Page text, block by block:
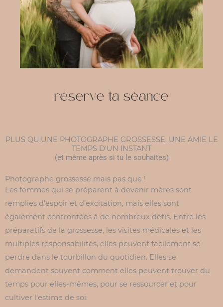
réserve ta séance
PLUS QU'UNE PHOTOGRAPHE GROSSESSE, UNE AMIE LE
TEMPS D'UN INSTANT
(et même après si tu le souhaites)
Photographe grossesse mais pas que !
Les femmes qui se préparent à devenir mères sont
remplies d’espoir et d’excitation, mais elles sont
également confrontées à de nombreux défis. Entre les
préparatifs de la grossesse, les visites médicales et les
multiples responsabilités, elles peuvent facilement se
perdre dans le tourbillon du quotidien. Elles se
demandent souvent comment elles peuvent trouver du
temps pour elles-mêmes, pour se ressourcer et pour
cultiver l’estime de soi.